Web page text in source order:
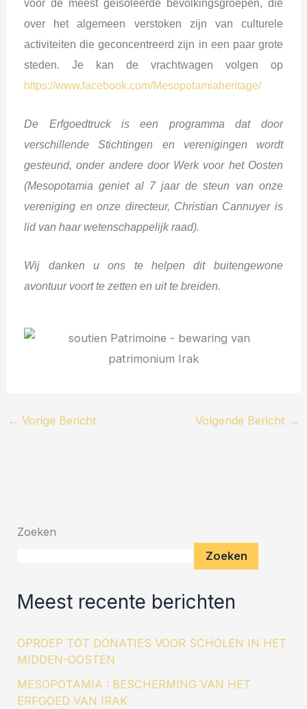
over het algemeen verstoken zijn van culturele
activiteiten die geconcentreerd zijn in een paar grote
steden. Je kan de vrachtwagen volgen op
https://www.facebook.com/Mesopotamiaheritage/
De Erfgoedtruck is een programma dat door
verschillende Stichtingen en verenigingen wordt
gesteund, onder andere door Werk voor het Oosten
(Mesopotamia geniet al 7 jaar de steun van onze
vereniging en onze directeur, Christian Cannuyer is
lid van haar wetenschappelijk raad).
Wij danken u ons te helpen dit buitengewone
avontuur voort te zetten en uit te breiden.
← Vorige Bericht Volgende Bericht →
Zoeken
Zoeken
Meest recente berichten
OPROEP TOT DONATIES VOOR SCHOLEN IN HET
MIDDEN-OOSTEN
MESOPOTAMIA : BESCHERMING VAN HET
ERFGOED VAN IRAK